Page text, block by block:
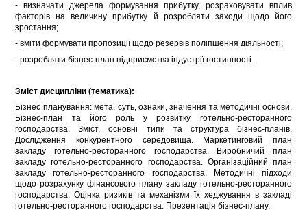
- визначати джерела формування прибутку, розраховувати вплив
факторів на величину прибутку й розробляти заходи щодо його
зростання;
- вміти формувати пропозиції щодо резервів поліпшення діяльності;
- розробляти бізнес-план підприємства індустрії гостинності.
Зміст дисципліни (тематика):
Бізнес планування: мета, суть, ознаки, значення та методичні основи.
Бізнес-план та його роль у розвитку готельно-ресторанного
господарства. Зміст, основні типи та структура бізнес-планів.
Дослідження конкурентного середовища. Маркетинговий план
закладу готельно-ресторанного господарства. Виробничий план
закладу готельно-ресторанного господарства. Організаційний план
закладу готельно-ресторанного господарства. Методичні підходи
щодо розрахунку фінансового плану закладу готельно-ресторанного
господарства. Оцінка ризиків та механізми їх хеджування в закладі
готельно-ресторанного господарства. Презентація бізнес-плану.